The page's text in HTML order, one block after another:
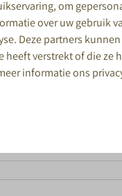
om
over uw gebruik
Deze partners
verstrekt of die ze
informatie ons